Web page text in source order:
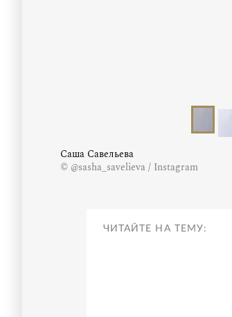
Саша Савельева
© @sasha_savelieva / Instagram
ЧИТАЙТЕ НА ТЕМУ: